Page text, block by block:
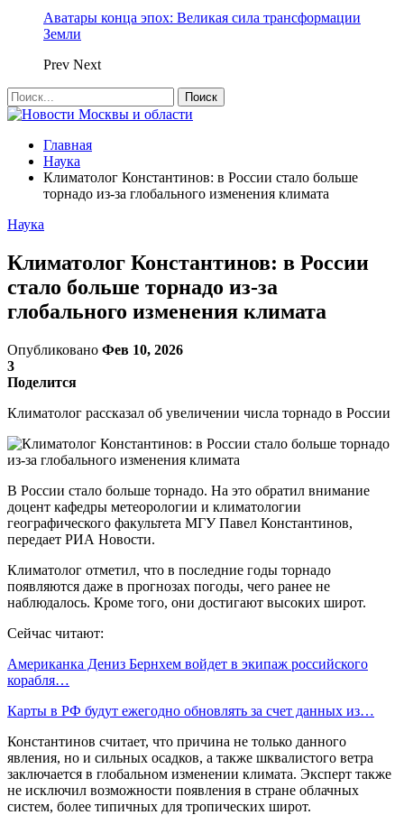
Аватары конца эпох: Великая сила трансформации
Земли
Prev Next
Главная
Наука
Климатолог Константинов: в России стало больше
торнадо из-за глобального изменения климата
Наука
Климатолог Константинов: в России
стало больше торнадо из-за
глобального изменения климата
Опубликовано Фев 10, 2026
3
Поделится
Климатолог рассказал об увеличении числа торнадо в России
В России стало больше торнадо. На это обратил внимание
доцент кафедры метеорологии и климатологии
географического факультета МГУ Павел Константинов,
передает РИА Новости.
Климатолог отметил, что в последние годы торнадо
появляются даже в прогнозах погоды, чего ранее не
наблюдалось. Кроме того, они достигают высоких широт.
Сейчас читают:
Американка Дениз Бернхем войдет в экипаж российского
корабля…
Карты в РФ будут ежегодно обновлять за счет данных из…
Константинов считает, что причина не только данного
явления, но и сильных осадков, а также шквалистого ветра
заключается в глобальном изменении климата. Эксперт также
не исключил возможности появления в стране облачных
систем, более типичных для тропических широт.